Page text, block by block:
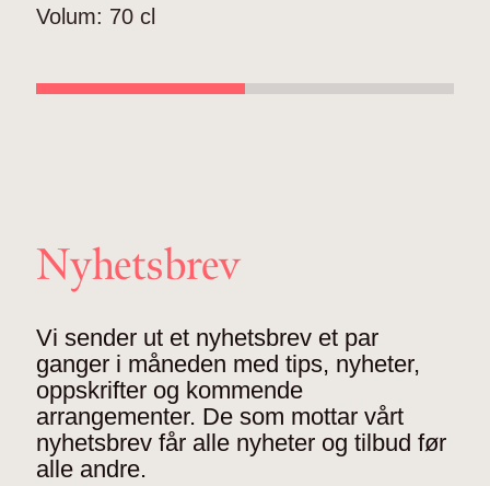
Volum: 70 cl
Nyhetsbrev
Vi sender ut et nyhetsbrev et par
ganger i måneden med tips, nyheter,
oppskrifter og kommende
arrangementer. De som mottar vårt
nyhetsbrev får alle nyheter og tilbud før
alle andre.